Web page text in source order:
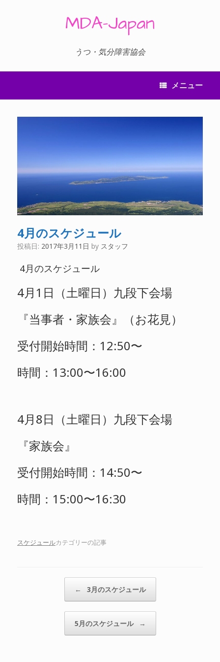
キ
MDA-Japan
うつ・気分障害協会
メニュー
4月のスケジュール
投稿日: 2017年3月11日 by スタッフ
4月のスケジュール
4月1日（土曜日）九段下会場
『当事者・家族会』（お花見）
受付開始時間：12:50〜
時間：13:00〜16:00
4月8日（土曜日）九段下会場
『家族会』
受付開始時間：14:50〜
時間：15:00〜16:30
スケジュールカテゴリーの記事
← 3月のスケジュール
5月のスケジュール →